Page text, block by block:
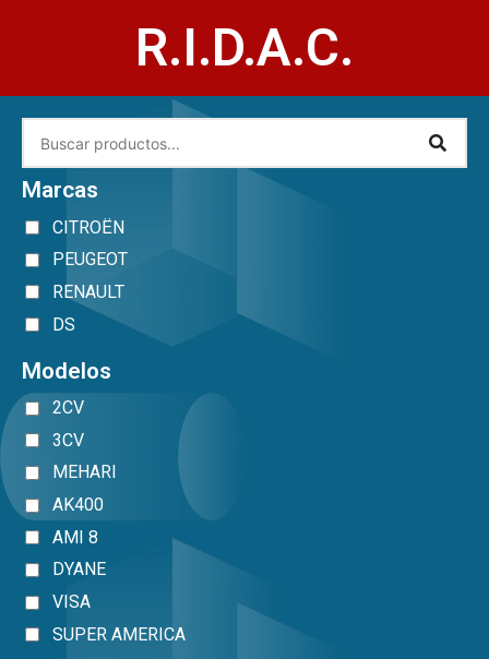
R.I.D.A.C.
Marcas
CITROËN
PEUGEOT
RENAULT
DS
Modelos
2CV
3CV
MEHARI
AK400
AMI 8
DYANE
VISA
SUPER AMERICA